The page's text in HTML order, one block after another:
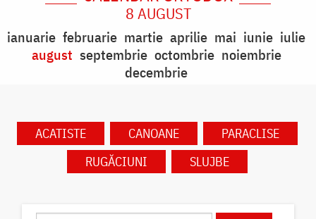
8 AUGUST
ianuarie februarie martie aprilie mai iunie iulie
august septembrie octombrie noiembrie
decembrie
ACATISTE CANOANE
PARACLISE
RUGĂCIUNI
SLUJBE